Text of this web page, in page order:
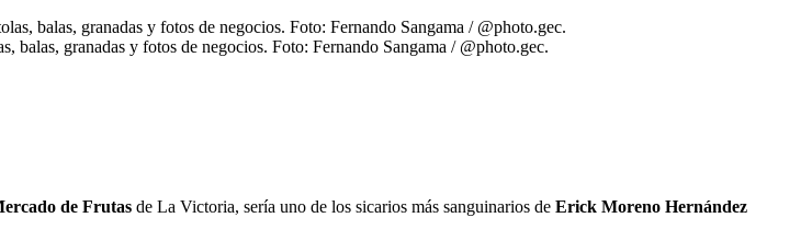
balas, granadas y fotos de negocios. Foto: Fernando Sangama / @photo.gec.
de Frutas de La Victoria, sería uno de los sicarios más sanguinarios de Erick Moreno Hernández